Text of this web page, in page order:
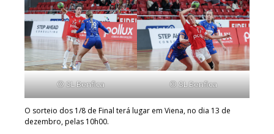
© SL Benfica © SL Benfica
O sorteio dos 1/8 de Final terá lugar em Viena, no dia 13 de
dezembro, pelas 10h00.